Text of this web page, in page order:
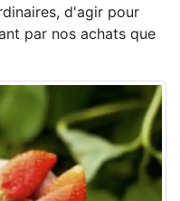
d'agir pour
par nos achats que